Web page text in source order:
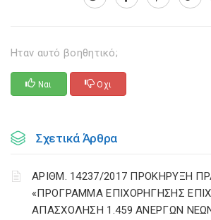
Ηταν αυτό βοηθητικό;
Ναι Οχι
Σχετικά Άρθρα
ΑΡΙΘΜ. 14237/2017 ΠΡΟΚΗΡΥΞΗ
«ΠΡΟΓΡΑΜΜΑ ΕΠΙΧΟΡΗΓΗΣΗΣ
ΑΠΑΣΧΟΛΗΣΗ 1.459 ΑΝΕΡΓΩΝ